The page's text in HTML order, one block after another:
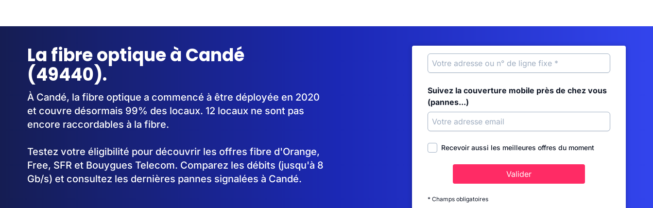
La fibre optique à Candé
(49440).
À Candé, la fibre optique a commencé à être déployée en 2020
et couvre désormais 99% des locaux. 12 locaux ne sont pas
encore raccordables à la fibre.
Testez votre éligibilité pour découvrir les offres fibre d'Orange,
Free, SFR et Bouygues Telecom. Comparez les débits (jusqu'à 8
Gb/s) et consultez les dernières pannes signalées à Candé.
Suivez la couverture mobile près de chez vous
(pannes...)
Recevoir aussi les meilleures offres du moment
Valider
* Champs obligatoires